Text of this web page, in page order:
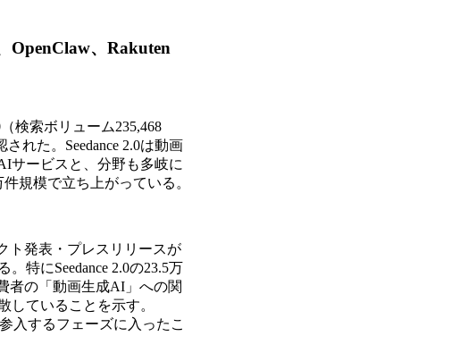
OpenClaw、Rakuten
検索ボリューム235,468
れた。Seedance 2.0は動画
サービスと、分野も多岐に
規模で立ち上がっている。
ト発表・プレスリリースが
特にSeedance 2.0の23.5万
者の「動画生成AI」への関
していることを示す。
入するフェーズに入ったこ